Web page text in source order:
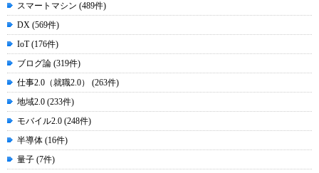
スマートマシン (489件)
DX (569件)
IoT (176件)
ブログ論 (319件)
仕事2.0（就職2.0） (263件)
地域2.0 (233件)
モバイル2.0 (248件)
半導体 (16件)
量子 (7件)